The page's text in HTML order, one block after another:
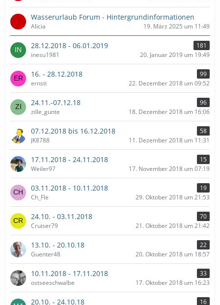
Wasserurlaub Forum - Hintergrundinformationen
Alicia 19. März 2025 um 11:49
28.12.2018 - 06.01.2019
181
inesu1981
20. Januar 2019 um 19:49
16. - 28.12.2018
99
ernsti
22. Dezember 2018 um 09:52
24.11.-07.12.18
96
zille_gunte
18. Dezember 2018 um 16:06
07.12.2018 bis 16.12.2018
58
JK8788
11. Dezember 2018 um 11:31
17.11.2018 - 24.11.2018
15
Weiler97
17. November 2018 um 07:19
03.11.2018 - 10.11.2018
19
Ch_Fle
29. Oktober 2018 um 21:53
24.10. - 03.11.2018
70
Cruiser79
21. Oktober 2018 um 21:42
13.10. - 20.10.18
22
Guenter48
20. Oktober 2018 um 18:57
10.11.2018 - 17.11.2018
33
ostseeschwalbe
17. Oktober 2018 um 16:23
20.10. - 24.10.18 16